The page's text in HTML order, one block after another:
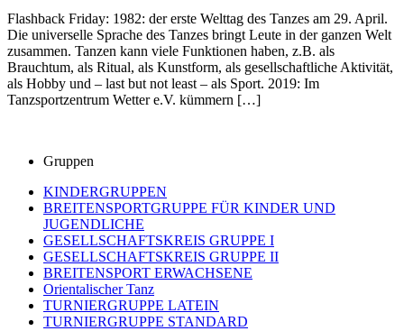
Flashback Friday: 1982: der erste Welttag des Tanzes am 29. April.
Die universelle Sprache des Tanzes bringt Leute in der ganzen Welt
zusammen. Tanzen kann viele Funktionen haben, z.B. als
Brauchtum, als Ritual, als Kunstform, als gesellschaftliche Aktivität,
als Hobby und – last but not least – als Sport. 2019: Im
Tanzsportzentrum Wetter e.V. kümmern […]
Gruppen
KINDERGRUPPEN
BREITENSPORTGRUPPE FÜR KINDER UND
JUGENDLICHE
GESELLSCHAFTSKREIS GRUPPE I
GESELLSCHAFTSKREIS GRUPPE II
BREITENSPORT ERWACHSENE
Orientalischer Tanz
TURNIERGRUPPE LATEIN
TURNIERGRUPPE STANDARD